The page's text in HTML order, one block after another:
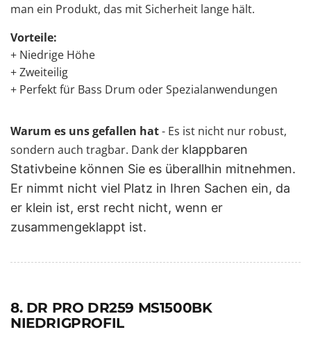
man ein Produkt, das mit Sicherheit lange hält.
Vorteile:
+ Niedrige Höhe
+ Zweiteilig
+ Perfekt für Bass Drum oder Spezialanwendungen
Warum es uns gefallen hat- Es ist nicht nur robust,
sondern auch tragbar. Dank der klappbaren
Stativbeine können Sie es überallhin mitnehmen.
Er nimmt nicht viel Platz in Ihren Sachen ein, da
er klein ist, erst recht nicht, wenn er
zusammengeklappt ist.
8. DR PRO DR259 MS1500BK
NIEDRIGPROFIL